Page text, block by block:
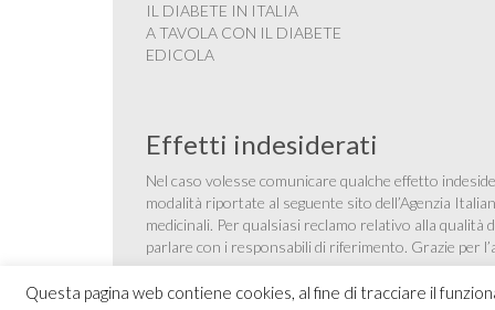
Questa pagina web contiene cookies, al fine di tracciare il
IL DIABETE IN ITALIA
A TAVOLA CON IL DIABETE
EDICOLA
Effetti indesiderati
Nel caso volesse comunicare qualche effetto
modalità riportate al seguente sito dell’Agenzia
medicinali. Per qualsiasi reclamo relativo alla
parlare con i responsabili di riferimento. Grazie per